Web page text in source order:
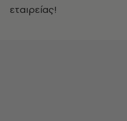
εταιρείας!